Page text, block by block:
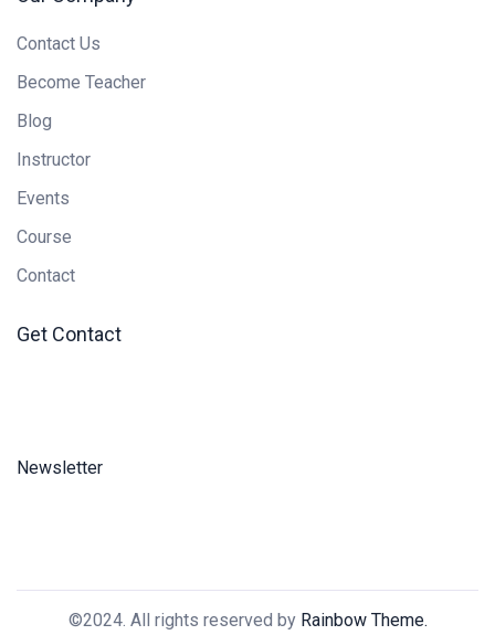
Contact Us
Become Teacher
Blog
Instructor
Events
Course
Contact
Get Contact
Newsletter
©2024. All rights reserved by Rainbow Theme.